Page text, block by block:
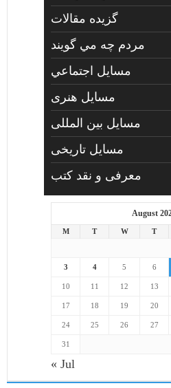
گزیده مقالات
مردم چه مي گويند
مسايل اجتماعي
مسايل هنری
مسایل بین المللی
مسایل تاریخی
معرفی و نقد کتب
August
M T W T
3 4 5 6
10 11 12 13
17 18 19 20
24 25 26 27
31
« Jul